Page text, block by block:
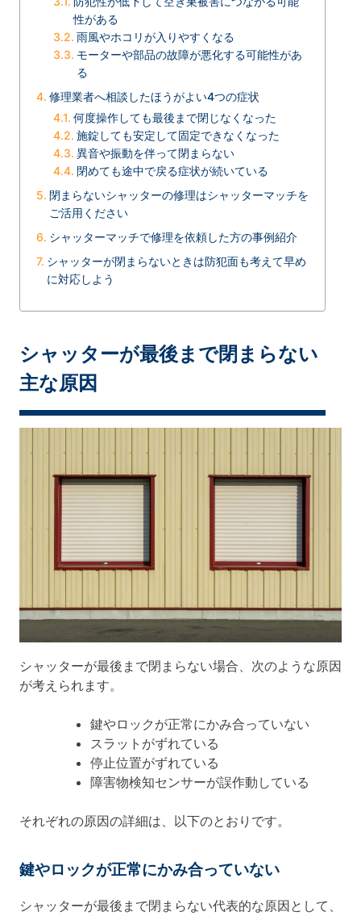
性がある
雨風やホコリが入りやすくなる
モーターや部品の故障が悪化する可能性があ
る
修理業者へ相談したほうがよい4つの症状
何度操作しても最後まで閉じなくなった
施錠しても安定して固定できなくなった
異音や振動を伴って閉まらない
閉めても途中で戻る症状が続いている
閉まらないシャッターの修理はシャッターマッチを
ご活用ください
シャッターマッチで修理を依頼した方の事例紹介
シャッターが閉まらないときは防犯面も考えて早め
に対応しよう
シャッターが最後まで閉まらない
主な原因
シャッターが最後まで閉まらない場合、次のような原因
が考えられます。
鍵やロックが正常にかみ合っていない
スラットがずれている
停止位置がずれている
障害物検知センサーが誤作動している
それぞれの原因の詳細は、以下のとおりです。
鍵やロックが正常にかみ合っていない
シャッターが最後まで閉まらない代表的な原因として、